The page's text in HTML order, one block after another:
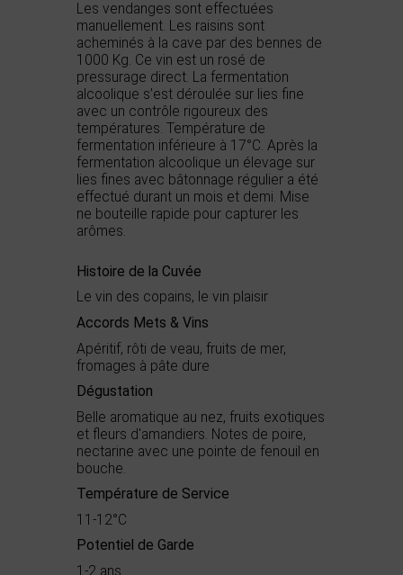
Les vendanges sont effectuées
manuellement. Les raisins sont
acheminés à la cave par des bennes de
1000 Kg. Ce vin est un rosé de
pressurage direct. La fermentation
alcoolique s’est déroulée sur lies fine
avec un contrôle rigoureux des
températures. Température de
fermentation inférieure à 17°C. Après la
fermentation alcoolique un élevage sur
lies fines avec bâtonnage régulier a été
effectué durant un mois et demi. Mise
ne bouteille rapide pour capturer les
arômes.
Histoire de la Cuvée
Le vin des copains, le vin plaisir
Accords Mets & Vins
Apéritif, rôti de veau, fruits de mer,
fromages à pâte dure
Dégustation
Belle aromatique au nez, fruits exotiques
et fleurs d'amandiers. Notes de poire,
nectarine avec une pointe de fenouil en
bouche.
Température de Service
11-12°C
Potentiel de Garde
1-2 ans